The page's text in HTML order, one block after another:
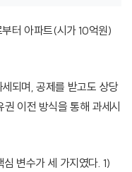
터 아파트(시가 10억원)
되며, 공제를 받고도 상당
이전 방식을 통해 과세시
변수가 세 가지였다. 1)